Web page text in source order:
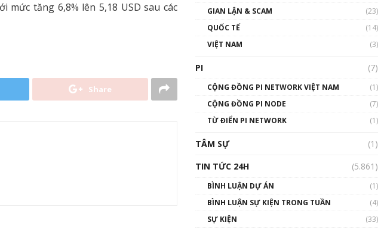
mức tăng 6,8% lên 5,18 USD sau các
Share 01:32:59
Talkshow17: Mùa đông
Crypto – Chiếc khăn gió ấm
01:49:30
Talkshow 14: MemeCoin –
GIAN LẬN & SCAM
(23)
QUỐC TẾ
(14)
VIỆT NAM
(3)
PI (7)
CỘNG ĐỒNG PI NETWORK VIỆT NAM
(1)
CỘNG ĐỒNG PI NODE
(7)
TỪ ĐIỂN PI NETWORK
(1)
TÂM SỰ
(1)
TIN TỨC 24H
(5.861)
BÌNH LUẬN DỰ ÁN
(1)
BÌNH LUẬN SỰ KIỆN TRONG TUẦN
(4)
SỰ KIỆN
(33)